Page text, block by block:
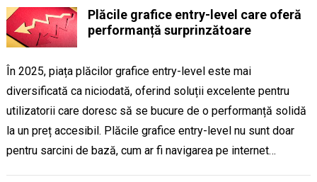
Plăcile grafice entry-level care oferă
performanță surprinzătoare
În 2025, piața plăcilor grafice entry-level este mai
diversificată ca niciodată, oferind soluții excelente pentru
utilizatorii care doresc să se bucure de o performanță solidă
la un preț accesibil. Plăcile grafice entry-level nu sunt doar
pentru sarcini de bază, cum ar fi navigarea pe internet…